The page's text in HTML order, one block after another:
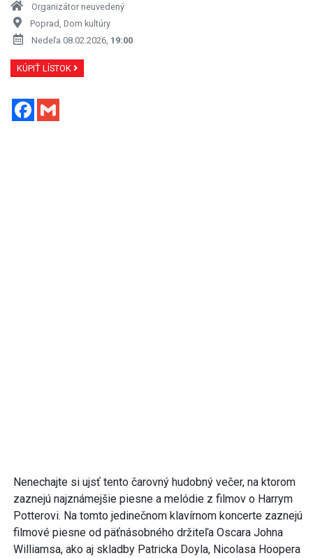
Organizátor neuvedený
Poprad, Dom kultúry
Nedeľa 08.02.2026, 19:00
KÚPIŤ LÍSTOK
Facebook
Nenechajte si ujsť tento čarovný hudobný večer, na ktorom
zaznejú najznámejšie piesne a melódie z filmov o Harrym
Potterovi. Na tomto jedinečnom klavírnom koncerte zaznejú
filmové piesne od päťnásobného držiteľa Oscara Johna
Williamsa, ako aj skladby Patricka Doyla, Nicolasa Hoopera